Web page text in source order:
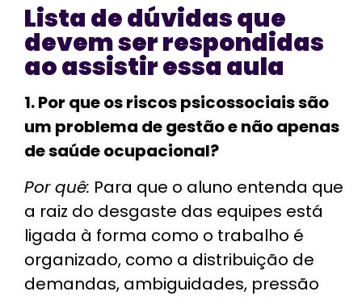
Lista de dúvidas que
devem ser respondidas
ao assistir essa aula
1. Por que os riscos psicossociais são
um problema de gestão e não apenas
de saúde ocupacional?
Por quê: Para que o aluno entenda que
a raiz do desgaste das equipes está
ligada à forma como o trabalho é
organizado, como a distribuição de
demandas, ambiguidades, pressão